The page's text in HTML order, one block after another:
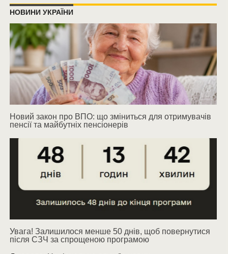
НОВИНИ УКРАЇНИ
Новий закон про ВПО: що зміниться для отримувачів
пенсії та майбутніх пенсіонерів
Увага! Залишилося менше 50 днів, щоб повернутися
після СЗЧ за спрощеною програмою